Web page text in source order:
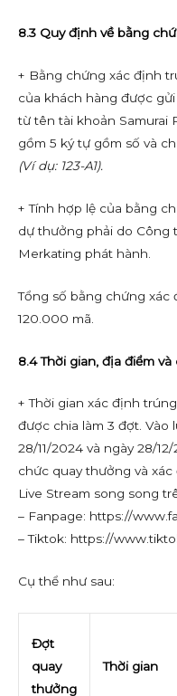
8.3 Quy định về bằng
+ Bằng chứng xác định
của khách hàng được
từ tên tài khoản Samurai
gồm 5 ký tự gồm số và
(Ví dụ: 123-A1).
+ Tính hợp lệ của bằng
dự thưởng phải do Công
Merkating phát hành.
Tổng số bằng chứng
120.000 mã.
8.4 Thời gian, địa điểm
+ Thời gian xác định
được chia làm 3 đợt. Vào
28/11/2024 và ngày 28/
chức quay thưởng và
Live Stream song song
– Fanpage: https://
– Tiktok: https://
Cụ thể như sau:
Đợt
quay
thưởng
Thời gian